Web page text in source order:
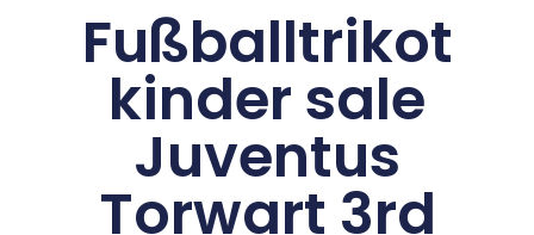
Fußballtrikot
kinder sale
Juventus
Torwart 3rd